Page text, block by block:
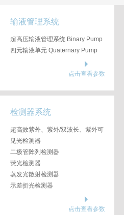
输液管理系统
超高压输液管理系统 Binary Pump
四元输液单元 Quaternary Pump
点击查看参数
检测器系统
超高效紫外、紫外/双波长、紫外可
见光检测器
二极管阵列检测器
荧光检测器
蒸发光散射检测器
示差折光检测器
点击查看参数